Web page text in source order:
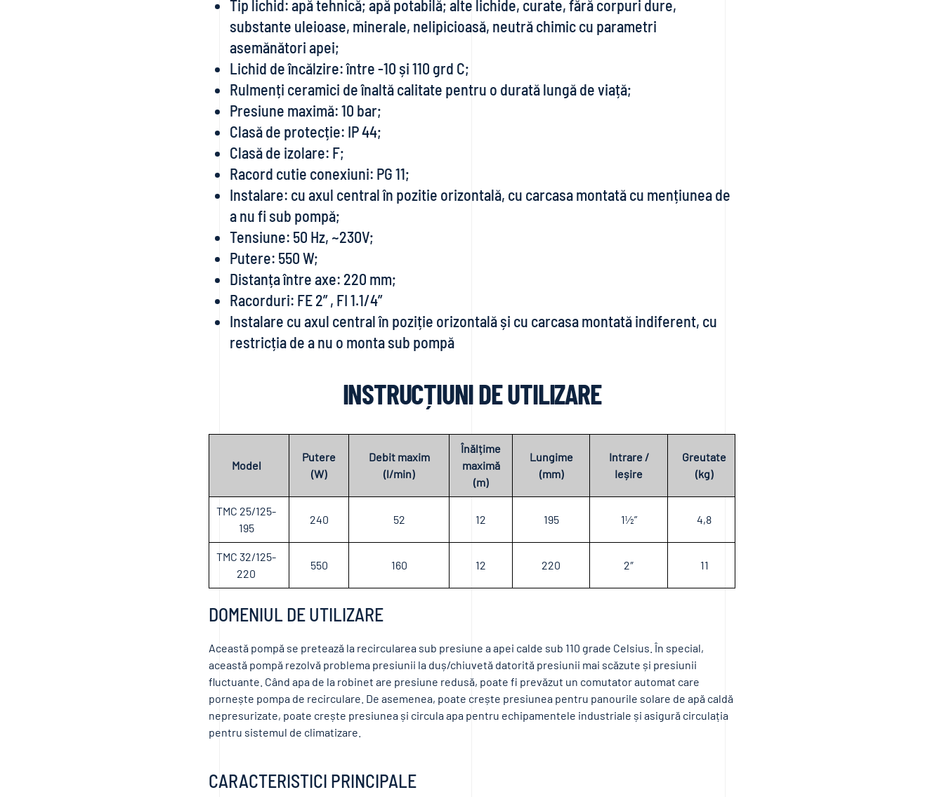
Tip lichid: apă tehnică; apă potabilă; alte lichide, curate, fără corpuri dure,
substante uleioase, minerale, nelipicioasă, neutră chimic cu parametri
asemănători apei;
Lichid de încălzire: între -10 și 110 grd C;
Rulmenți ceramici de înaltă calitate pentru o durată lungă de viață;
Presiune maximă: 10 bar;
Clasă de protecție: IP 44;
Clasă de izolare: F;
Racord cutie conexiuni: PG 11;
Instalare: cu axul central în pozitie orizontală, cu carcasa montată cu mențiunea de
a nu fi sub pompă;
Tensiune: 50 Hz, ~230V;
Putere: 550 W;
Distanța între axe: 220 mm;
Racorduri: FE 2” , FI 1.1/4”
Instalare cu axul central în poziție orizontală și cu carcasa montată indiferent, cu
restricția de a nu o monta sub pompă
INSTRUCȚIUNI DE UTILIZARE
Model
Putere
(W)
Debit maxim
(l/min)
Înălțime
maximă
(m)
Lungime
(mm)
Intrare /
Ieșire
Greutate
(kg)
TMC 25/125-
195
240 52 12 195 1½” 4,8
TMC 32/125-
220
550 160 12 220 2″ 11
DOMENIUL DE UTILIZARE
Această pompă se pretează la recircularea sub presiune a apei calde sub 110 grade Celsius. În special,
această pompă rezolvă problema presiunii la duș/chiuvetă datorită presiunii mai scăzute și presiunii
fluctuante. Când apa de la robinet are presiune redusă, poate fi prevăzut un comutator automat care
pornește pompa de recirculare. De asemenea, poate crește presiunea pentru panourile solare de apă caldă
nepresurizate, poate crește presiunea și circula apa pentru echipamentele industriale și asigură circulația
pentru sistemul de climatizare.
CARACTERISTICI PRINCIPALE